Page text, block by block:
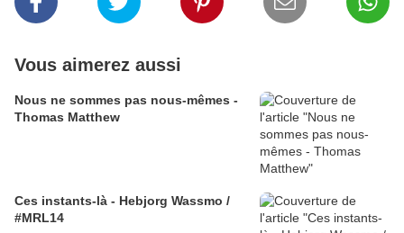
Vous aimerez aussi
Nous ne sommes pas nous-mêmes -
Thomas Matthew
Ces instants-là - Hebjorg Wassmo /
#MRL14